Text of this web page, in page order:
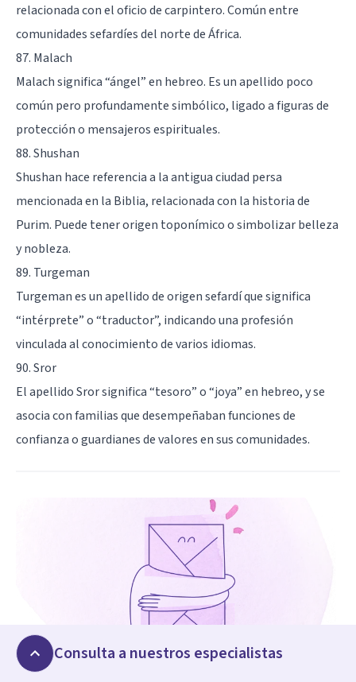
relacionada con el oficio de carpintero. Común entre
comunidades sefardíes del norte de África.
87. Malach
Malach significa “ángel” en hebreo. Es un apellido poco
común pero profundamente simbólico, ligado a figuras de
protección o mensajeros espirituales.
88. Shushan
Shushan hace referencia a la antigua ciudad persa
mencionada en la Biblia, relacionada con la historia de
Purim. Puede tener origen toponímico o simbolizar belleza
y nobleza.
89. Turgeman
Turgeman es un apellido de origen sefardí que significa
“intérprete” o “traductor”, indicando una profesión
vinculada al conocimiento de varios idiomas.
90. Sror
El apellido Sror significa “tesoro” o “joya” en hebreo, y se
asocia con familias que desempeñaban funciones de
confianza o guardianes de valores en sus comunidades.
NEWSLETTER PYM
Consulta a nuestros especialistas